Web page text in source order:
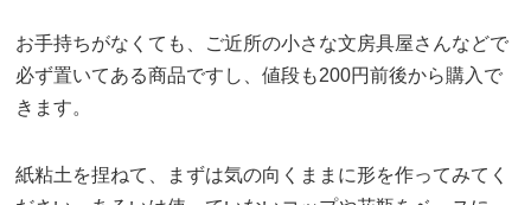
お手持ちがなくても、ご近所の小さな文房具屋さんなどで
必ず置いてある商品ですし、値段も200円前後から購入で
きます。
紙粘土を捏ねて、まずは気の向くままに形を作ってみてく